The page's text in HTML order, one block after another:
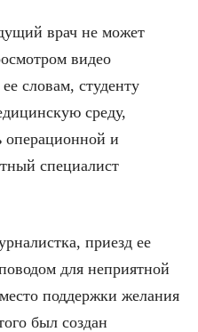
врач не может
видео
словам, студенту
среду,
операционной и
специалист
приезд ее
для неприятной
поддержки желания
был создан